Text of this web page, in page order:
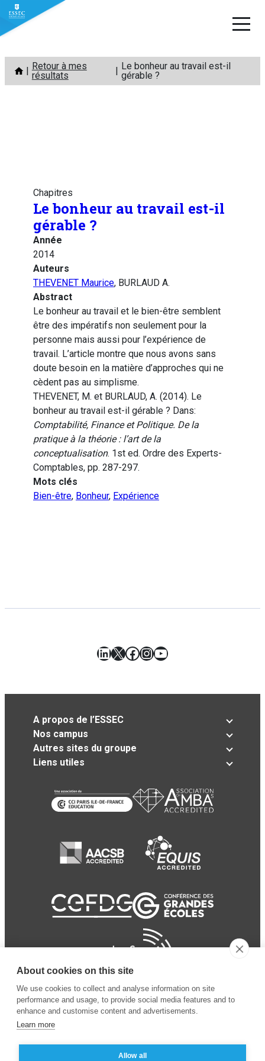
Aller
contenu
Retour à mes
résultats
Le bonheur au travail est-il
gérable ?
Chapitres
Le bonheur au travail est-il
gérable ?
Année
2014
Auteurs
THEVENET Maurice, BURLAUD A.
Abstract
Le bonheur au travail et le bien-être semblent
être des impératifs non seulement pour la
personne mais aussi pour l’expérience de
travail. L’article montre que nous avons sans
doute besoin en la matière d’approches qui ne
cèdent pas au simplisme.
THEVENET, M. et BURLAUD, A. (2014). Le
bonheur au travail est-il gérable ? Dans:
Comptabilité, Finance et Politique. De la
pratique à la théorie : l’art de la
conceptualisation. 1st ed. Ordre des Experts-
Comptables, pp. 287-297.
Mots clés
Bien-être, Bonheur, Expérience
LinkedIn
X Facebook
Instagram
YouTube
A propos de l’ESSEC
Nos campus
Autres sites du groupe
Liens utiles
About cookies on this site
We use cookies to collect and analyse information on site
performance and usage, to provide social media features and to
enhance and customise content and advertisements.
Learn more
Allow all